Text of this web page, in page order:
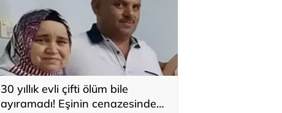
30 yıllık evli çifti ölüm bile
ayıramadı! Eşinin cenazesinde